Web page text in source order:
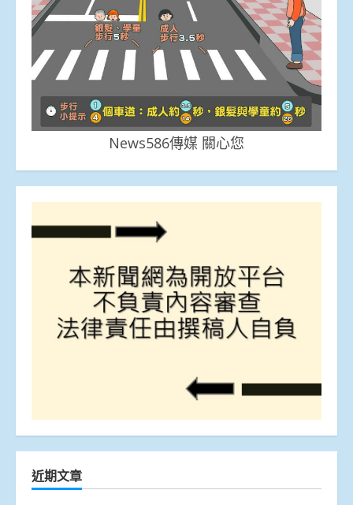
News586傳媒 關心您
近期文章